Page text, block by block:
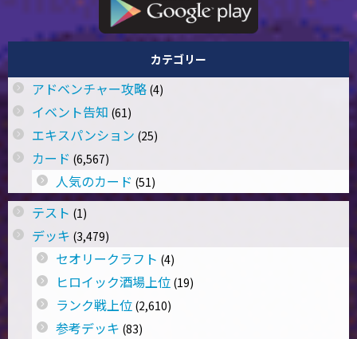
カテゴリー
アドベンチャー攻略 (4)
イベント告知 (61)
エキスパンション (25)
カード (6,567)
人気のカード (51)
テスト (1)
デッキ (3,479)
セオリークラフト (4)
ヒロイック酒場上位 (19)
ランク戦上位 (2,610)
参考デッキ (83)